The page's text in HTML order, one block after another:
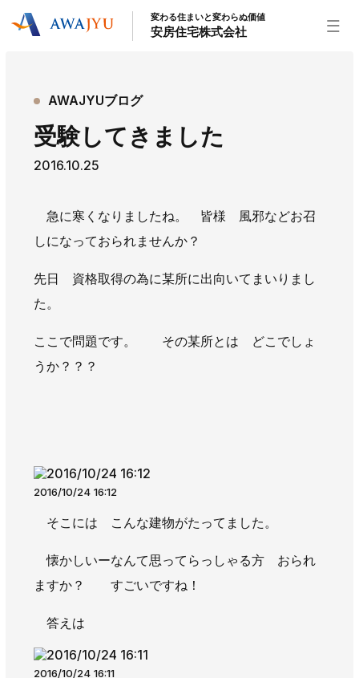
リフォーム事業 外装事業
新築住宅事業
不動産事業
安房住宅について
スタッフ紹介
社長ブログ イベント お知らせ
チラシ
AWAJYUブログ
新卒・第二新卒採用
変わる住まいと変わらぬ価値
安房住宅株式会社
AWAJYUブログ
受験してきました
2016.10.25
急に寒くなりましたね。 皆様 風邪などお召
しになっておられませんか？
先日 資格取得の為に某所に出向いてまいりまし
た。
ここで問題です。 その某所とは どこでしょ
うか？？？
2016/10/24 16:12
そこには こんな建物がたってました。
懐かしいーなんて思ってらっしゃる方 おられ
ますか？ すごいですね！
答えは
2016/10/24 16:11